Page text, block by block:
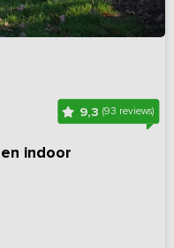
9,3 (93 reviews)
indoor